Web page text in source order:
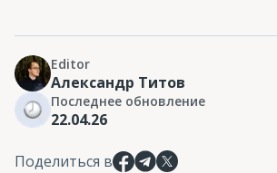
Editor
Александр Титов
Последнее обновление
22.04.26
Поделиться в